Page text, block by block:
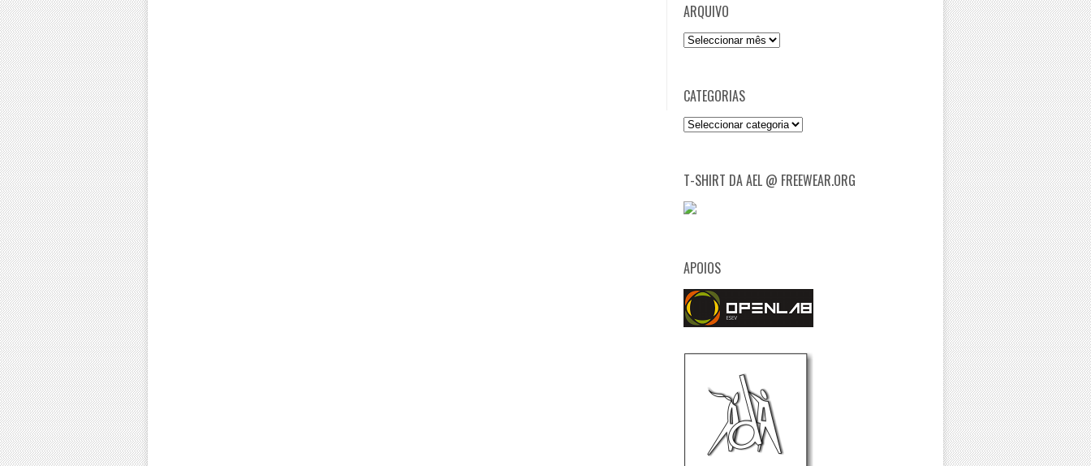
ARQUIVO
Arquivo
CATEGORIAS
Categorias
T-SHIRT DA AEL @ FREEWEAR.ORG
APOIOS